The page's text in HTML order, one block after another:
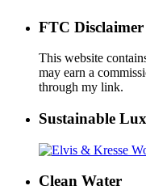
FTC Disclaimer
This website
may earn a
through my link.
Sustainable
Clean Water